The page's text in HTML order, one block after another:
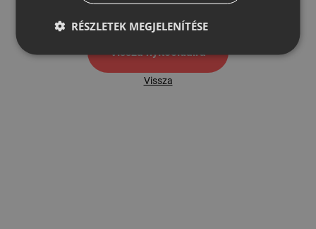
Vissza nyítóoldalra
Vissza
RÉSZLETEK MEGJELENÍTÉSE